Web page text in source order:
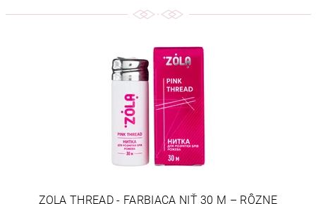
ZOLA THREAD - FARBIACA NIŤ 30 M – RÔZNE